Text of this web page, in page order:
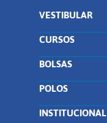
VESTIBULAR
CURSOS
BOLSAS
POLOS
INSTITUCIONAL